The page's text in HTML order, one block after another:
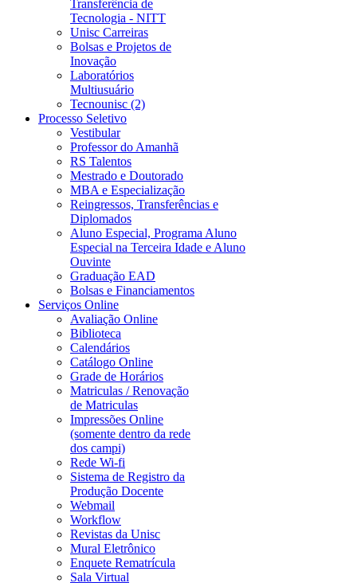
Transferência de
Tecnologia - NITT
Unisc Carreiras
Bolsas e Projetos de
Inovação
Laboratórios
Multiusuário
Tecnounisc (2)
Processo Seletivo
Vestibular
Professor do Amanhã
RS Talentos
Mestrado e Doutorado
MBA e Especialização
Reingressos, Transferências e
Diplomados
Aluno Especial, Programa Aluno
Especial na Terceira Idade e Aluno
Ouvinte
Graduação EAD
Bolsas e Financiamentos
Serviços Online
Avaliação Online
Biblioteca
Calendários
Catálogo Online
Grade de Horários
Matriculas / Renovação
de Matriculas
Impressões Online
(somente dentro da rede
dos campi)
Rede Wi-fi
Sistema de Registro da
Produção Docente
Webmail
Workflow
Revistas da Unisc
Mural Eletrônico
Enquete Rematrícula
Sala Virtual